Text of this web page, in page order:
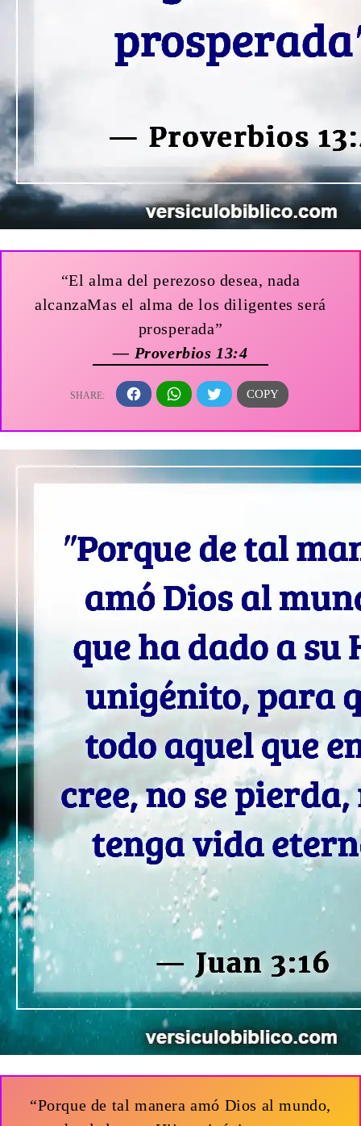
“El alma del perezoso desea, nada
alcanzaMas el alma de los diligentes será
prosperada”
— Proverbios 13:4
“Porque de tal manera amó Dios al mundo,